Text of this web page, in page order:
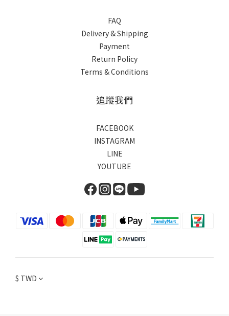
FAQ
Delivery & Shipping
Payment
Return Policy
Terms & Conditions
追蹤我們
FACEBOOK
INSTAGRAM
LINE
YOUTUBE
$ TWD